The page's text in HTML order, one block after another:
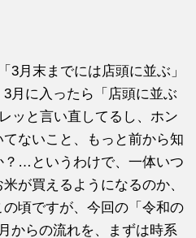
3月末までには店頭に並ぶ」
月に入ったら「店頭に並ぶ
ッと言い直してるし、ホン
てないこと、もっと前から知
？…というわけで、一体いつ
が買えるようになるのか、
頃ですが、今回の「令和の
からの流れを、まずは時系